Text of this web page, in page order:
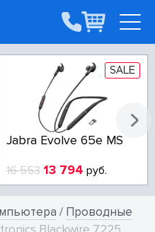
SALE
Jabra Evolve 65e MS
16 553 13 794 руб.
/ Проводные